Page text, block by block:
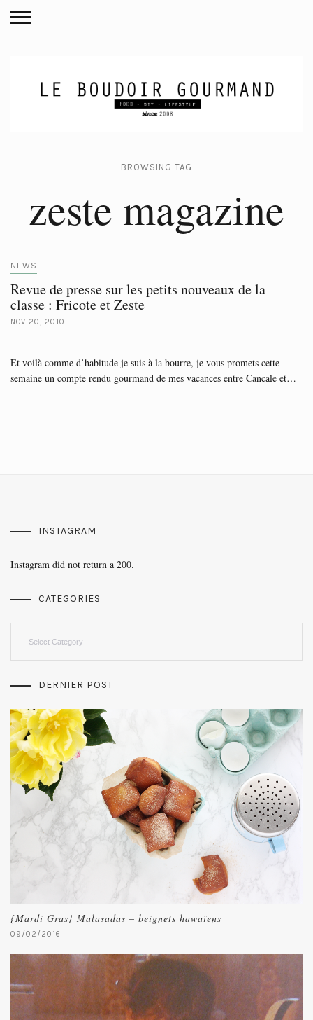
BROWSING TAG
zeste magazine
NEWS
Revue de presse sur les petits nouveaux de la
classe : Fricote et Zeste
NOV 20, 2010
Et voilà comme d’habitude je suis à la bourre, je vous promets cette
semaine un compte rendu gourmand de mes vacances entre Cancale et…
INSTAGRAM
Instagram did not return a 200.
CATEGORIES
DERNIER POST
{Mardi Gras} Malasadas – beignets hawaïens
09/02/2016